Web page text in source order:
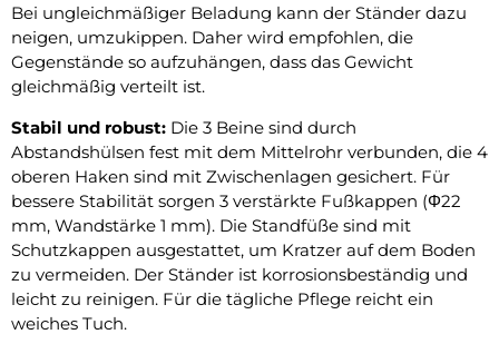
Bei ungleichmäßiger Beladung kann der Ständer dazu
neigen, umzukippen. Daher wird empfohlen, die
Gegenstände so aufzuhängen, dass das Gewicht
gleichmäßig verteilt ist.
Stabil und robust: Die 3 Beine sind durch
Abstandshülsen fest mit dem Mittelrohr verbunden, die 4
oberen Haken sind mit Zwischenlagen gesichert. Für
bessere Stabilität sorgen 3 verstärkte Fußkappen (Φ22
mm, Wandstärke 1 mm). Die Standfüße sind mit
Schutzkappen ausgestattet, um Kratzer auf dem Boden
zu vermeiden. Der Ständer ist korrosionsbeständig und
leicht zu reinigen. Für die tägliche Pflege reicht ein
weiches Tuch.